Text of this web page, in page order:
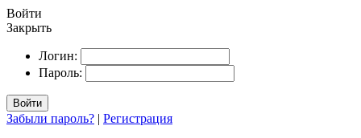
Войти
Закрыть
Логин:
Пароль:
Войти
Забыли пароль? | Регистрация